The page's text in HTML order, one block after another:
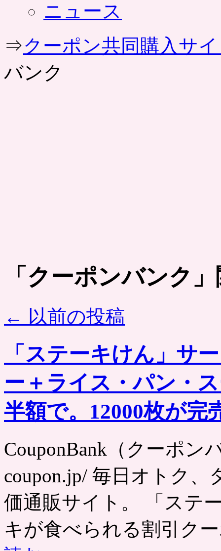
ニュース
⇒クーポン共同購入サ
バンク
「 クーポンバンク
← 以前の投稿
「ステーキけん」サ
ー＋ライス・パン・
半額で。12000枚が完
CouponBank（クーポン
coupon.jp/ 毎日オトク
価通販サイト。 「ステ
キが食べられる割引ク